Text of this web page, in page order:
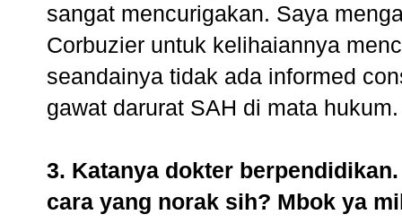
sangat mencurigakan. Saya
Corbuzier untuk kelihaiannya
seandainya tidak ada informed
gawat darurat SAH di mata hukum.
3. Katanya dokter
cara yang norak sih? Mbok ya